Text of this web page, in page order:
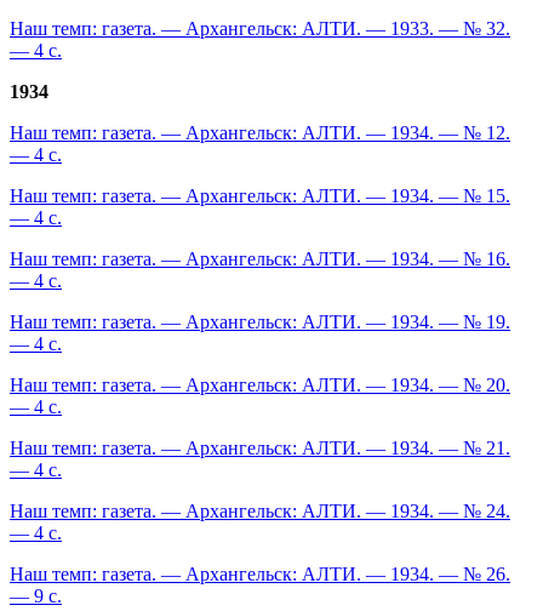
Наш темп: газета. — Архангельск: АЛТИ. — 1933. — № 32.
— 4 с.
1934
Наш темп: газета. — Архангельск: АЛТИ. — 1934. — № 12.
— 4 с.
Наш темп: газета. — Архангельск: АЛТИ. — 1934. — № 15.
— 4 с.
Наш темп: газета. — Архангельск: АЛТИ. — 1934. — № 16.
— 4 с.
Наш темп: газета. — Архангельск: АЛТИ. — 1934. — № 19.
— 4 с.
Наш темп: газета. — Архангельск: АЛТИ. — 1934. — № 20.
— 4 с.
Наш темп: газета. — Архангельск: АЛТИ. — 1934. — № 21.
— 4 с.
Наш темп: газета. — Архангельск: АЛТИ. — 1934. — № 24.
— 4 с.
Наш темп: газета. — Архангельск: АЛТИ. — 1934. — № 26.
— 9 с.